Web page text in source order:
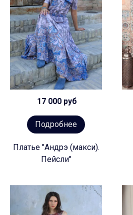
17 000 руб
Подробнее
Платье "Андрэ (макси).
Пейсли"